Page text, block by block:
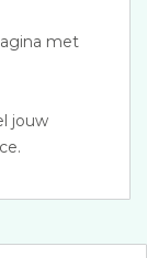
met
jouw